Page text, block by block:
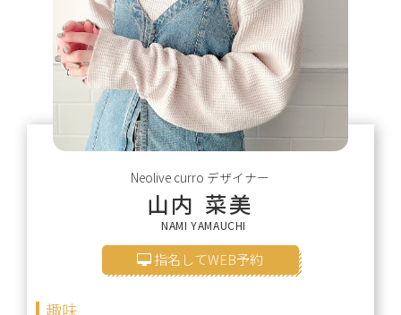
Neolive curro デザイナー
山内 菜美
NAMI YAMAUCHI
指名してWEB予約
趣味